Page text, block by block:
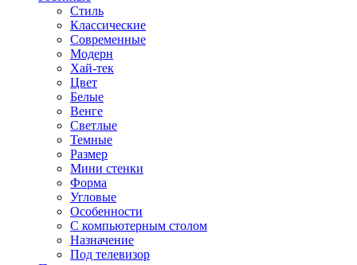
Стиль
Классические
Современные
Модерн
Хай-тек
Цвет
Белые
Венге
Светлые
Темные
Размер
Мини стенки
Форма
Угловые
Особенности
С компьютерным столом
Назначение
Под телевизор